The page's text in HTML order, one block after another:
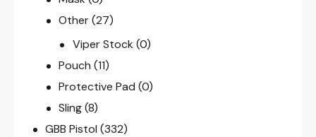
Other (27)
Viper Stock (0)
Pouch (11)
Protective Pad (0)
Sling (8)
GBB Pistol (332)